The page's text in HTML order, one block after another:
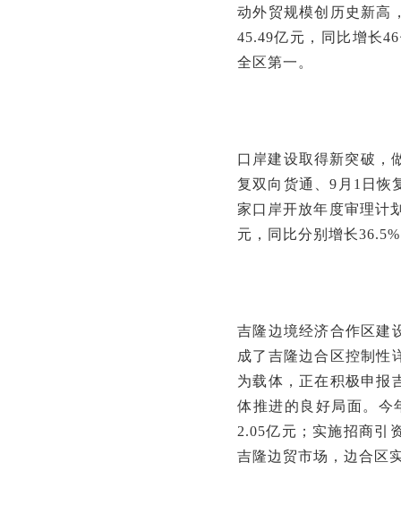
动外贸规模创历史新高
45.49亿元，同比增长
全区第一。
口岸建设取得新突破，
复双向货通、9月1日恢
家口岸开放年度审理计
元，同比分别增长
吉隆边境经济合作区建
成了吉隆边合区控制性
为载体，正在积极申报
体推进的良好局面。今
2.05亿元；实施招商引
吉隆边贸市场，边合区